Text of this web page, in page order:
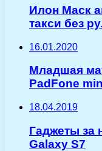
Илон Маск
такси без
16.01.2020
Младшая
PadFone
18.04.2019
Гаджеты за
Galaxy S7